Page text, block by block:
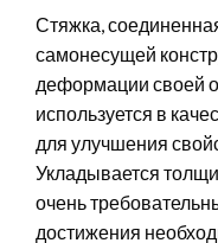
Стяжка,
самонесущей
деформации своей
используется в
для улучшения
Укладывается
очень
достижения